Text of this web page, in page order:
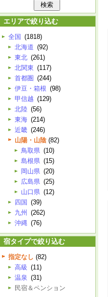
エリアで絞り込む
全国 (1818)
北海道 (92)
東北 (261)
北関東 (117)
首都圏 (244)
伊豆・箱根 (98)
甲信越 (129)
北陸 (56)
東海 (214)
近畿 (246)
山陽・山陰 (82)
鳥取県 (10)
島根県 (15)
岡山県 (20)
広島県 (25)
山口県 (12)
四国 (39)
九州
(262)
沖縄 (76)
宿タイプで絞り込む
指定なし (82)
高級 (11)
温泉 (31)
民宿＆ペンション